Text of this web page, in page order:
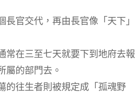
長官交代，再由長官像「天下」
常在三至七天就要下到地府去報
屬的部門去。
的往生者則被規定成「孤魂野